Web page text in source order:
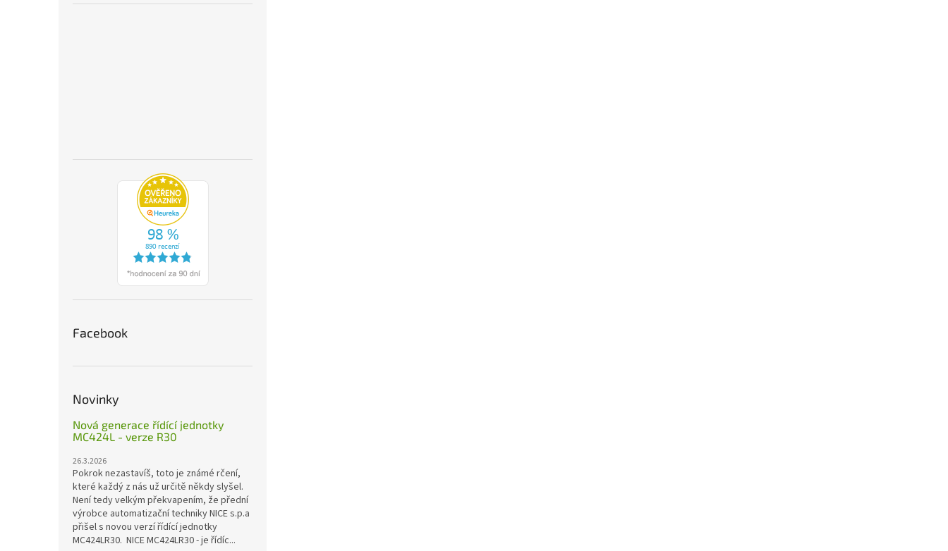
Facebook
Novinky
Nová generace řídící jednotky
MC424L - verze R30
26.3.2026
Pokrok nezastavíš, toto je známé rčení,
které každý z nás už určitě někdy slyšel.
Není tedy velkým překvapením, že přední
výrobce automatizační techniky NICE s.p.a
přišel s novou verzí řídící jednotky
MC424LR30. NICE MC424LR30 - je řídíc...